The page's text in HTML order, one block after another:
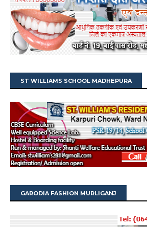
ST WILLIAMS SCHOOL MADHEPURA
GARODIA FASHION MURLIGANJ